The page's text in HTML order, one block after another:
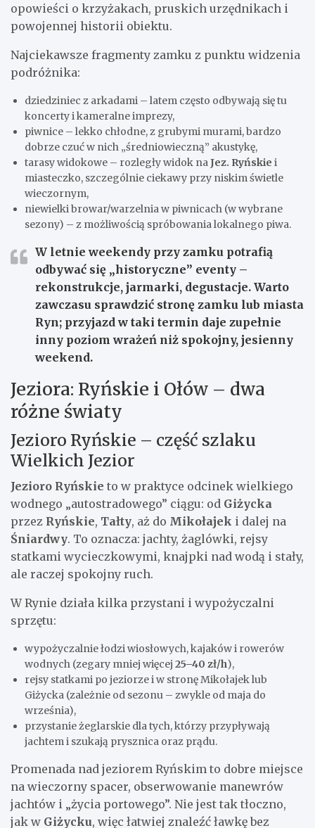
opowieści o krzyżakach, pruskich urzędnikach i
powojennej historii obiektu.
Najciekawsze fragmenty zamku z punktu widzenia
podróżnika:
dziedziniec z arkadami – latem często odbywają się tu
koncerty i kameralne imprezy,
piwnice – lekko chłodne, z grubymi murami, bardzo
dobrze czuć w nich „średniowieczną” akustykę,
tarasy widokowe – rozległy widok naJez. Ryńskie i
miasteczko, szczególnie ciekawy przy niskim świetle
wieczornym,
niewielki browar/warzelnia w piwnicach (w wybrane
sezony) – z możliwością spróbowania lokalnego piwa.
W letnie weekendy przy zamku potrafią
odbywać się „historyczne” eventy –
rekonstrukcje, jarmarki, degustacje. Warto
zawczasu sprawdzić stronę zamku lub miasta
Ryn; przyjazd w taki termin daje zupełnie
inny poziom wrażeń niż spokojny, jesienny
weekend.
Jeziora: Ryńskie i Ołów – dwa
różne światy
Jezioro Ryńskie – część szlaku
Wielkich Jezior
Jezioro Ryńskie to w praktyce odcinek wielkiego
wodnego „autostradowego” ciągu: od Giżycka
przez Ryńskie, Tałty, aż do Mikołajek i dalej na
Śniardwy. To oznacza: jachty, żaglówki, rejsy
statkami wycieczkowymi, knajpki nad wodą i stały,
ale raczej spokojny ruch.
W Rynie działa kilka przystani i wypożyczalni
sprzętu:
wypożyczalnie łodzi wiosłowych, kajaków i rowerów
wodnych (zegary mniej więcej 25–40 zł/h),
rejsy statkami po jeziorze i w stronę Mikołajek lub
Giżycka (zależnie od sezonu – zwykle od maja do
września),
przystanie żeglarskie dla tych, którzy przypływają
jachtem i szukają prysznica oraz prądu.
Promenada nad jeziorem Ryńskim to dobre miejsce
na wieczorny spacer, obserwowanie manewrów
jachtów i „życia portowego”. Nie jest tak tłoczno,
jak w Giżycku, więc łatwiej znaleźć ławkę bez